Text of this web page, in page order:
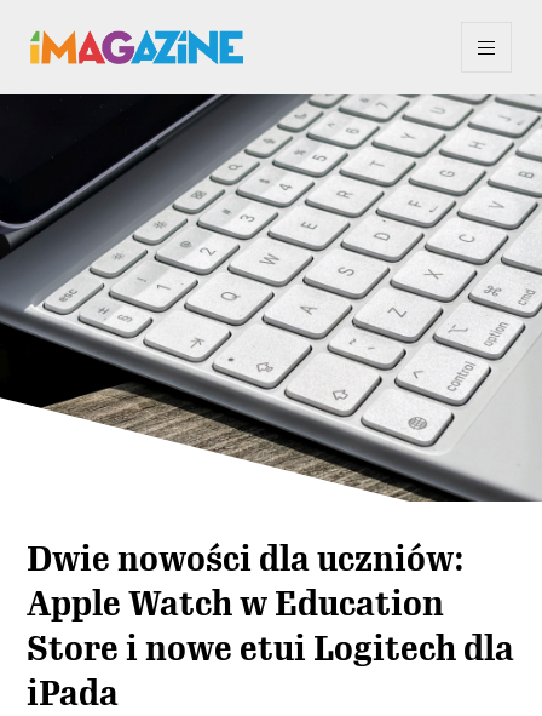
Dwie nowości dla uczniów:
Apple Watch w Education
Store i nowe etui Logitech dla
iPada